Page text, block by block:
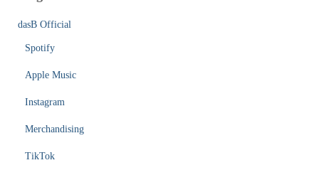
dasB Official
Spotify
Apple Music
Instagram
Merchandising
TikTok